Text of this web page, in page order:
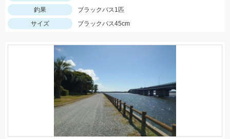
釣果
ブラックバス1匹
サイズ
ブラックバス45cm